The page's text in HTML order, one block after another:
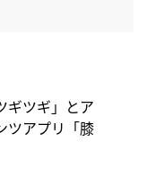
ギツギ」とア
ツアプリ「膝